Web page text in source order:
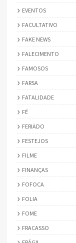
EVENTOS
FACULTATIVO
FAKE NEWS
FALECIMENTO
FAMOSOS
FARSA
FATALIDADE
FÉ
FERIADO
FESTEJOS
FILME
FINANÇAS
FOFOCA
FOLIA
FOME
FRACASSO